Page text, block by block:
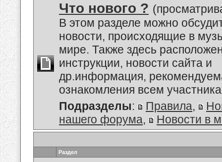
Что нового ?
В этом разделе можно
новости, происходящие в
мире. Также здесь
инструкции, новости сайта и
др.информация,
ознакомления всем
Подразделы: Правила,
нашего форума, Новости в
Раздел